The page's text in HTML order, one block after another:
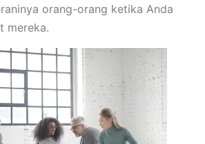
orang-orang ketika Anda
mereka.